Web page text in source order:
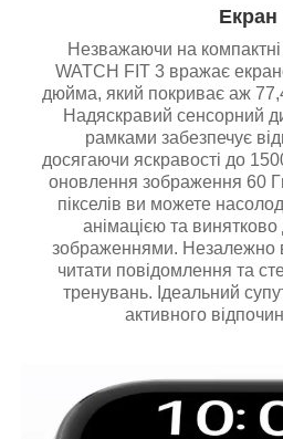
Екран
Незважаючи на компактні
WATCH FIT 3 вражає
дюйма, який покриває аж
Надяскравий сенсорний
рамками забезпечує
досягаючи яскравості до
оновлення зображення 60 Гц
пікселів ви можете
анімацією та
зображеннями. Незалежно
читати повідомлення та
тренувань. Ідеальний
активного